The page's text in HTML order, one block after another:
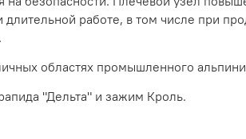
длительной работе, в том числе при
областях промышленного
"Дельта" и зажим Кроль.